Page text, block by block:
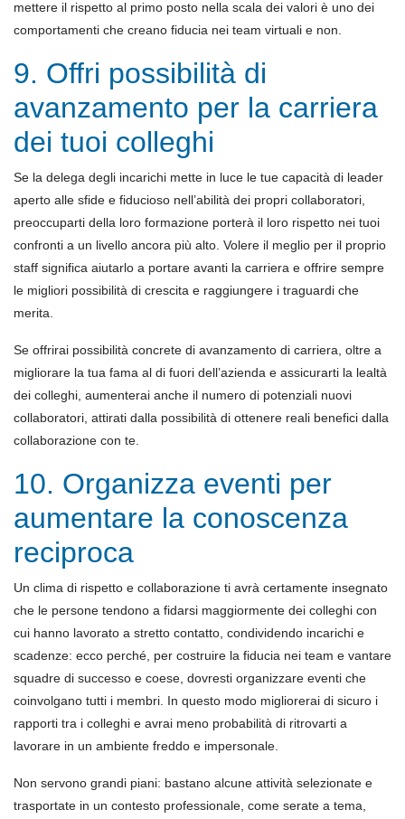
mettere il rispetto al primo posto nella scala dei valori è uno dei
comportamenti che creano fiducia nei team virtuali e non.
9. Offri possibilità di
avanzamento per la carriera
dei tuoi colleghi
Se la delega degli incarichi mette in luce le tue capacità di leader
aperto alle sfide e fiducioso nell’abilità dei propri collaboratori,
preoccuparti della loro formazione porterà il loro rispetto nei tuoi
confronti a un livello ancora più alto. Volere il meglio per il proprio
staff significa aiutarlo a portare avanti la carriera e offrire sempre
le migliori possibilità di crescita e raggiungere i traguardi che
merita.
Se offrirai possibilità concrete di avanzamento di carriera, oltre a
migliorare la tua fama al di fuori dell’azienda e assicurarti la lealtà
dei colleghi, aumenterai anche il numero di potenziali nuovi
collaboratori, attirati dalla possibilità di ottenere reali benefici dalla
collaborazione con te.
10. Organizza eventi per
aumentare la conoscenza
reciproca
Un clima di rispetto e collaborazione ti avrà certamente insegnato
che le persone tendono a fidarsi maggiormente dei colleghi con
cui hanno lavorato a stretto contatto, condividendo incarichi e
scadenze: ecco perché, per costruire la fiducia nei team e vantare
squadre di successo e coese, dovresti organizzare eventi che
coinvolgano tutti i membri. In questo modo migliorerai di sicuro i
rapporti tra i colleghi e avrai meno probabilità di ritrovarti a
lavorare in un ambiente freddo e impersonale.
Non servono grandi piani: bastano alcune attività selezionate e
trasportate in un contesto professionale, come serate a tema,